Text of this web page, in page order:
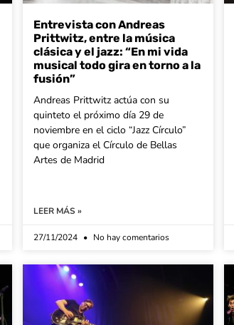
Entrevista con Andreas
Prittwitz, entre la música
clásica y el jazz: “En mi vida
musical todo gira en torno a la
fusión”
Andreas Prittwitz actúa con su
quinteto el próximo día 29 de
noviembre en el ciclo “Jazz Círculo”
que organiza el Círculo de Bellas
Artes de Madrid
LEER MÁS »
27/11/2024 No hay comentarios